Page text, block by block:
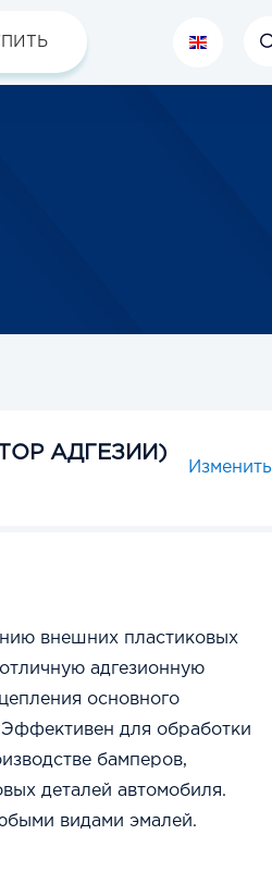
АДГЕЗИИ)
Изменить
внешних пластиковых
адгезионную
основного
для обработки
бамперов,
деталей автомобиля.
видами эмалей.